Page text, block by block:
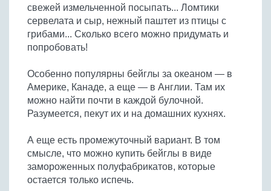
свежей измельченной посыпать... Ломтики
сервелата и сыр, нежный паштет из птицы с
грибами... Сколько всего можно придумать и
попробовать!
Особенно популярны бейглы за океаном — в
Америке, Канаде, а еще — в Англии. Там их
можно найти почти в каждой булочной.
Разумеется, пекут их и на домашних кухнях.
А еще есть промежуточный вариант. В том
смысле, что можно купить бейглы в виде
замороженных полуфабрикатов, которые
остается только испечь.